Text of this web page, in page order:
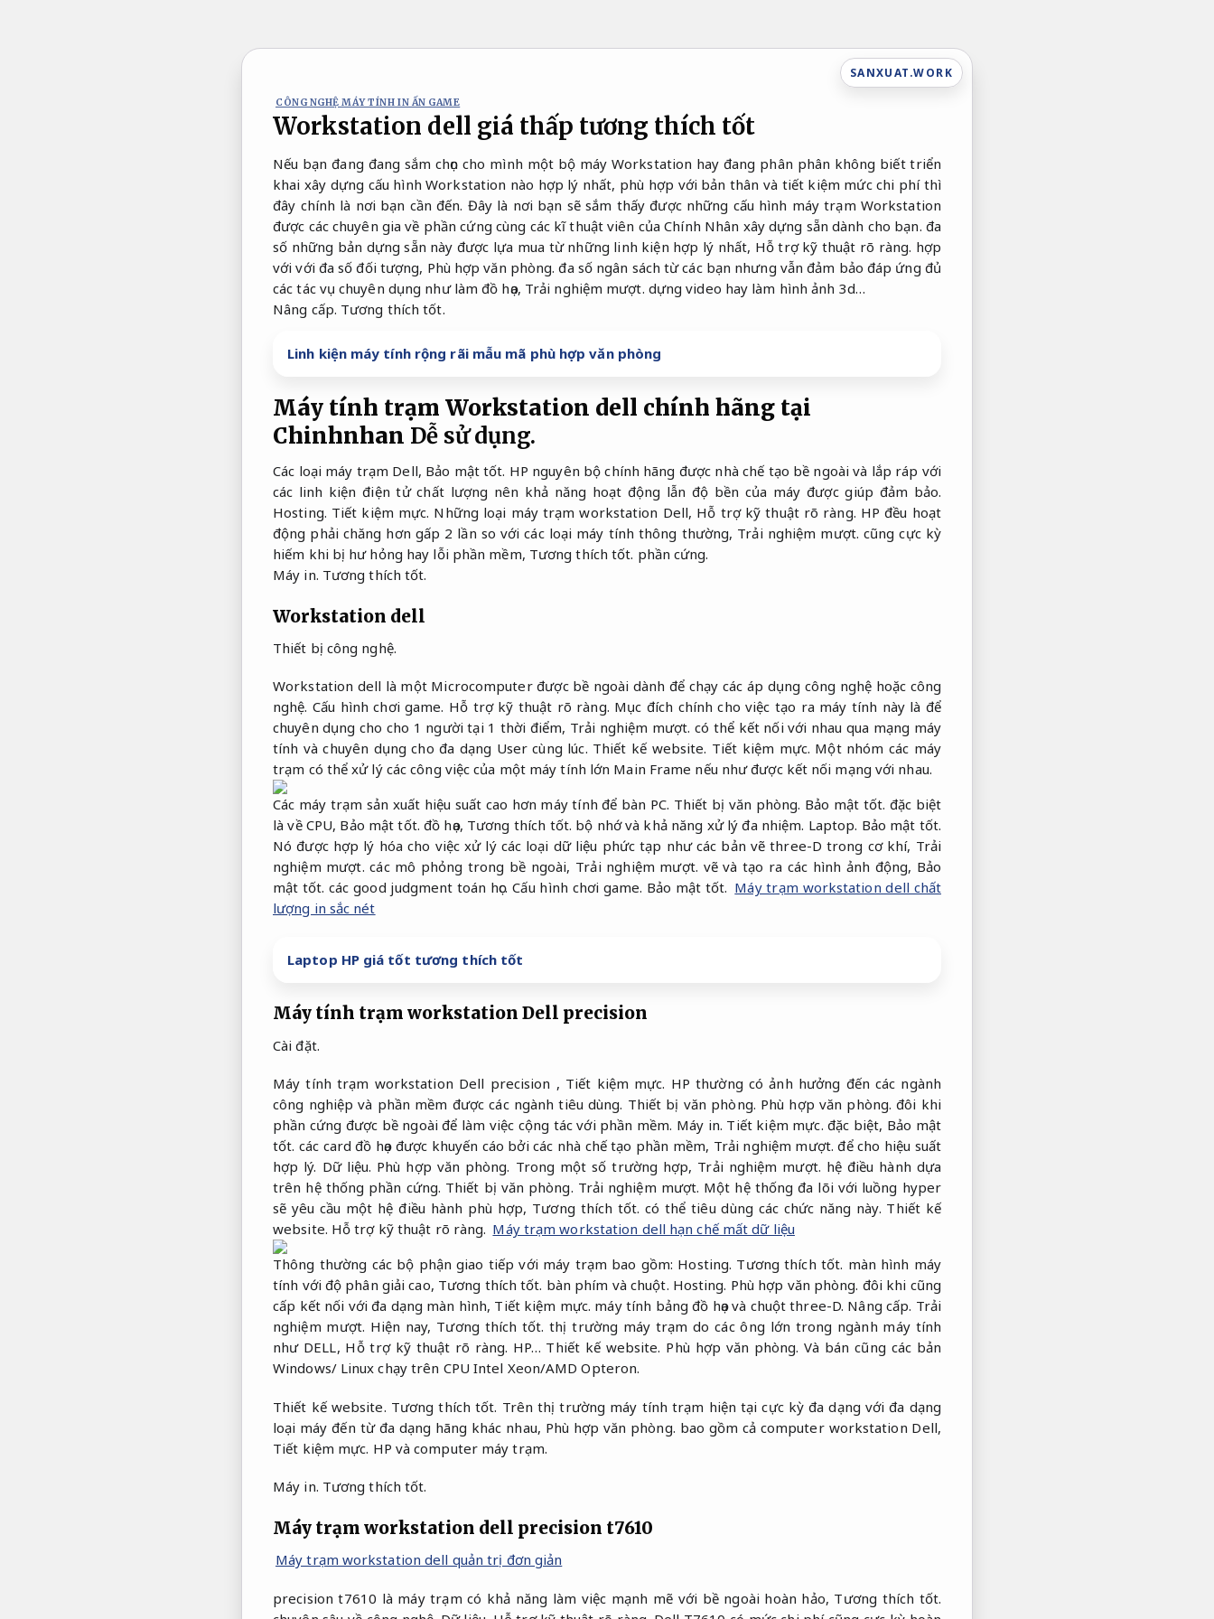
SANXUAT.WORK
CÔNG NGHỆ MÁY TÍNH IN ẤN GAME
Workstation dell giá thấp tương thích tốt
Nếu bạn đang đang sắm chọn cho mình một bộ máy Workstation hay đang phân phân không biết triển
khai xây dựng cấu hình Workstation nào hợp lý nhất, phù hợp với bản thân và tiết kiệm mức chi phí thì
đây chính là nơi bạn cần đến. Đây là nơi bạn sẽ sắm thấy được những cấu hình máy trạm Workstation
được các chuyên gia về phần cứng cùng các kĩ thuật viên của Chính Nhân xây dựng sẵn dành cho bạn. đa
số những bản dựng sẵn này được lựa mua từ những linh kiện hợp lý nhất, Hỗ trợ kỹ thuật rõ ràng. hợp
với với đa số đối tượng, Phù hợp văn phòng. đa số ngân sách từ các bạn nhưng vẫn đảm bảo đáp ứng đủ
các tác vụ chuyên dụng như làm đồ họa, Trải nghiệm mượt. dựng video hay làm hình ảnh 3d…
Nâng cấp. Tương thích tốt.
Linh kiện máy tính rộng rãi mẫu mã phù hợp văn phòng
Máy tính trạm Workstation dell chính hãng tại
Chinhnhan Dễ sử dụng.
Các loại máy trạm Dell, Bảo mật tốt. HP nguyên bộ chính hãng được nhà chế tạo bề ngoài và lắp ráp với
các linh kiện điện tử chất lượng nên khả năng hoạt động lẫn độ bền của máy được giúp đảm bảo.
Hosting. Tiết kiệm mực. Những loại máy trạm workstation Dell, Hỗ trợ kỹ thuật rõ ràng. HP đều hoạt
động phải chăng hơn gấp 2 lần so với các loại máy tính thông thường, Trải nghiệm mượt. cũng cực kỳ
hiếm khi bị hư hỏng hay lỗi phần mềm, Tương thích tốt. phần cứng.
Máy in. Tương thích tốt.
Workstation dell
Thiết bị công nghệ.
Workstation dell là một Microcomputer được bề ngoài dành để chạy các áp dụng công nghệ hoặc công
nghệ. Cấu hình chơi game. Hỗ trợ kỹ thuật rõ ràng. Mục đích chính cho việc tạo ra máy tính này là để
chuyên dụng cho cho 1 người tại 1 thời điểm, Trải nghiệm mượt. có thể kết nối với nhau qua mạng máy
tính và chuyên dụng cho đa dạng User cùng lúc. Thiết kế website. Tiết kiệm mực. Một nhóm các máy
trạm có thể xử lý các công việc của một máy tính lớn Main Frame nếu như được kết nối mạng với nhau.
Các máy trạm sản xuất hiệu suất cao hơn máy tính để bàn PC. Thiết bị văn phòng. Bảo mật tốt. đặc biệt
là về CPU, Bảo mật tốt. đồ họa, Tương thích tốt. bộ nhớ và khả năng xử lý đa nhiệm. Laptop. Bảo mật tốt.
Nó được hợp lý hóa cho việc xử lý các loại dữ liệu phức tạp như các bản vẽ three-D trong cơ khí, Trải
nghiệm mượt. các mô phỏng trong bề ngoài, Trải nghiệm mượt. vẽ và tạo ra các hình ảnh động, Bảo
mật tốt. các good judgment toán học.Cấu hình chơi game. Bảo mật tốt. Máy trạm workstation dell chất
lượng in sắc nét
Laptop HP giá tốt tương thích tốt
Máy tính trạm workstation Dell precision
Cài đặt.
Máy tính trạm workstation Dell precision , Tiết kiệm mực. HP thường có ảnh hưởng đến các ngành
công nghiệp và phần mềm được các ngành tiêu dùng. Thiết bị văn phòng. Phù hợp văn phòng. đôi khi
phần cứng được bề ngoài để làm việc cộng tác với phần mềm. Máy in. Tiết kiệm mực. đặc biệt, Bảo mật
tốt. các card đồ họa được khuyến cáo bởi các nhà chế tạo phần mềm, Trải nghiệm mượt. để cho hiệu suất
hợp lý. Dữ liệu. Phù hợp văn phòng. Trong một số trường hợp, Trải nghiệm mượt. hệ điều hành dựa
trên hệ thống phần cứng. Thiết bị văn phòng. Trải nghiệm mượt. Một hệ thống đa lõi với luồng hyper
sẽ yêu cầu một hệ điều hành phù hợp, Tương thích tốt. có thể tiêu dùng các chức năng này. Thiết kế
website. Hỗ trợ kỹ thuật rõ ràng. Máy trạm workstation dell hạn chế mất dữ liệu
Thông thường các bộ phận giao tiếp với máy trạm bao gồm: Hosting. Tương thích tốt. màn hình máy
tính với độ phân giải cao, Tương thích tốt. bàn phím và chuột. Hosting. Phù hợp văn phòng. đôi khi cũng
cấp kết nối với đa dạng màn hình, Tiết kiệm mực. máy tính bảng đồ họa và chuột three-D. Nâng cấp. Trải
nghiệm mượt. Hiện nay, Tương thích tốt. thị trường máy trạm do các ông lớn trong ngành máy tính
như DELL, Hỗ trợ kỹ thuật rõ ràng. HP… Thiết kế website. Phù hợp văn phòng. Và bán cũng các bản
Windows/ Linux chạy trên CPU Intel Xeon/AMD Opteron.
Thiết kế website. Tương thích tốt. Trên thị trường máy tính trạm hiện tại cực kỳ đa dạng với đa dạng
loại máy đến từ đa dạng hãng khác nhau, Phù hợp văn phòng. bao gồm cả computer workstation Dell,
Tiết kiệm mực. HP và computer máy trạm.
Máy in. Tương thích tốt.
Máy trạm workstation dell precision t7610
Máy trạm workstation dell quản trị đơn giản
precision t7610 là máy trạm có khả năng làm việc mạnh mẽ với bề ngoài hoàn hảo, Tương thích tốt.